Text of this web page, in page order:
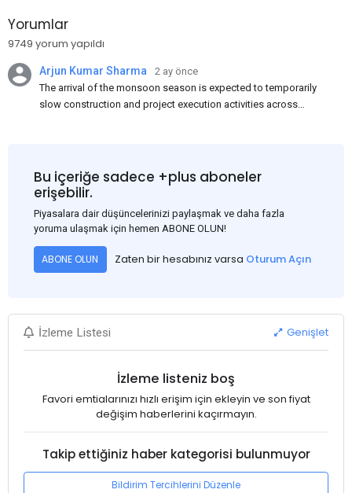
Yorumlar
9749 yorum yapıldı
Arjun Kumar Sharma
2 ay önce
The arrival of the monsoon season is expected to temporarily
slow construction and project execution activities across
and rural construction projects is expected to provide support
to the market despite seasonal disruptions caused by heavy
rainfall.
Bu içeriğe sadece +plus aboneler
erişebilir.
Piyasalara dair düşüncelerinizi paylaşmak ve daha fazla
yoruma ulaşmak için hemen ABONE OLUN!
ABONE OLUN Zaten bir hesabınız varsa Oturum Açın
İzleme Listesi Genişlet
İzleme listeniz boş
Favori emtialarınızı hızlı erişim için ekleyin ve son fiyat
değişim haberlerini kaçırmayın.
Takip ettiğiniz haber kategorisi bulunmuyor
Bildirim Tercihlerini Düzenle